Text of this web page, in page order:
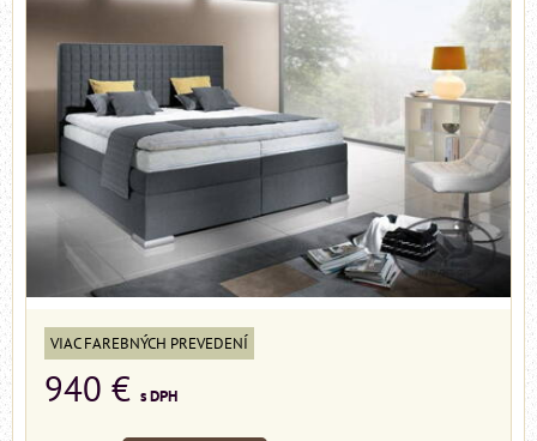
VIAC FAREBNÝCH PREVEDENÍ
940 € s DPH